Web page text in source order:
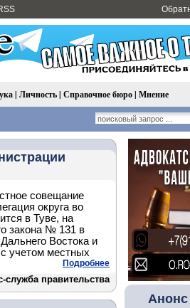
| Личность| Справочное бюро| Мнение
совещание
округа во
в Туве, на
закона № 131 в
Востока и
учетом местных
Подробнее
служба правительства